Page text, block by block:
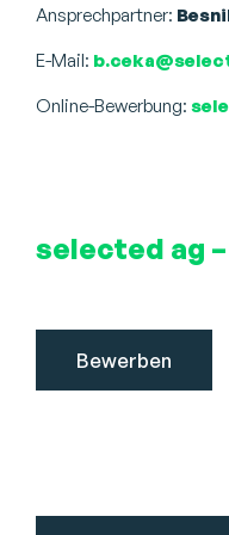
Ansprechpartner:
E-Mail:
Online-Bewerbung:
selected ag